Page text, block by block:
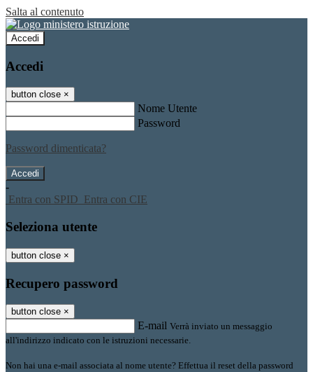
Salta al contenuto
Accedi
Accedi
button close ×
Nome Utente
Password
Password dimenticata?
-
Entra con SPID Entra con CIE
Seleziona utente
button close ×
Recupero password
button close ×
E-mail Verrà inviato un messaggio
all'indirizzo indicato con le istruzioni necessarie.
Non hai una e-mail associata al nome utente? Effettua il reset della password